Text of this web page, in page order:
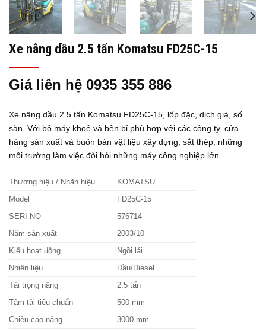
Xe nâng dầu 2.5 tấn Komatsu FD25C-15
Giá liên hệ 0935 355 886
Xe nâng dầu 2.5 tấn Komatsu FD25C-15 , lốp đặc, dịch giá, số
sàn. Với bộ máy khoẻ và bền bỉ phù hợp với các công ty, cửa
hàng sản xuất và buôn bán vật liệu xây dựng, sắt thép, những
môi trường làm việc đòi hỏi những máy công nghiệp lớn.
Thương hiệu / Nhãn hiệu
KOMATSU
Model
FD25C-15
SERI NO
576714
Năm sản xuất
2003/10
Kiểu hoạt động
Ngồi lái
Nhiên liệu
Dầu/Diesel
Tải trọng nâng
2.5 tấn
Tâm tải tiêu chuẩn
500 mm
Chiều cao nâng
3000 mm